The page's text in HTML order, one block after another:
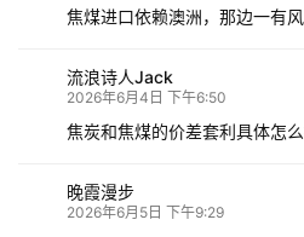
焦煤进口依赖澳洲，那边一有
流浪诗人Jack
2026年6月4日 下午6:50
焦炭和焦煤的价差套利具体怎
晚霞漫步
2026年6月5日 下午9:29